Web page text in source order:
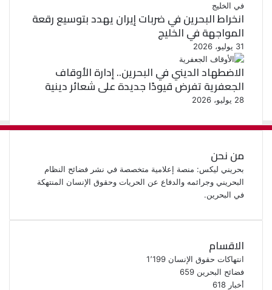
انخراط البحرين في ضربات إيران يهدد بتوسيع رقعة
المواجهة في الخليج
31 يوليو، 2026
الاضطهاد الديني في البحرين.. إدارة الأوقاف
الجعفرية تفرض قيودًا جديدة على شعائر دينية
28 يوليو، 2026
من نحن
بحريني ليكس: منصة إعلامية متخصصة في نشر فضائح النظام
البحريني وجرائمه والدفاع عن الحريات وحقوق الإنسان المنتهكة
في البحرين.
الاقسام
انتهاكات حقوق الإنسان 1٬199
فضائح البحرين 659
أخبار 618